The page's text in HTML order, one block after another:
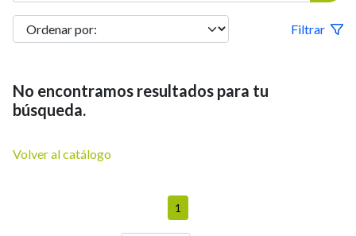
Filtrar
No encontramos resultados para tu
búsqueda.
Volver al catálogo
1